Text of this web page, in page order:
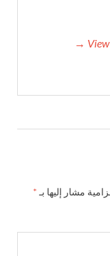
مشار إليها بـ *